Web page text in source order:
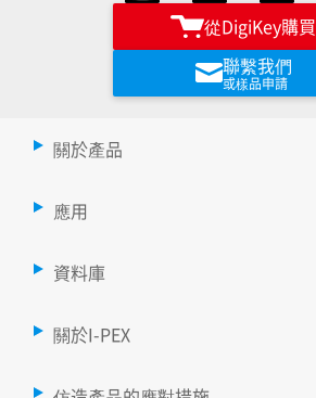
從DigiKey購買
聯繫我們
或樣品申請
關於產品
應用
資料庫
關於I-PEX